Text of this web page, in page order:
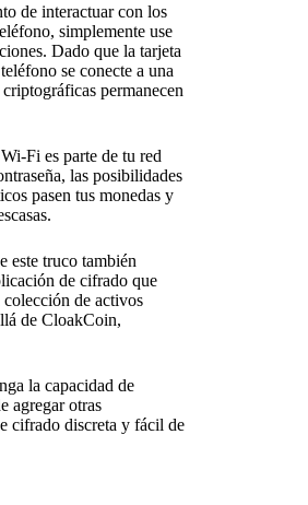
de interactuar con los
simplemente use
Dado que la tarjeta
se conecte a una
permanecen
Fi es parte de tu red
las posibilidades
pasen tus monedas y
este truco también
de cifrado que
de activos
de CloakCoin,
la capacidad de
agregar otras
cifrado discreta y fácil de